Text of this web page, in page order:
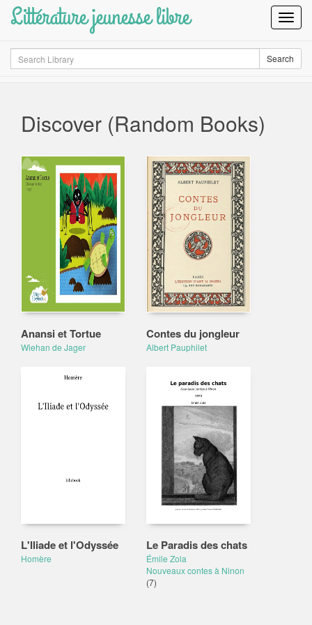
Littérature jeunesse libre
Search Search
Discover (Random Books)
Anansi et Tortue
Wiehan de Jager
Contes du jongleur
Albert Pauphilet
L'Iliade et l'Odyssée
Homère
Le Paradis des chats
Émile Zola
Nouveaux contes à Ninon
(7)